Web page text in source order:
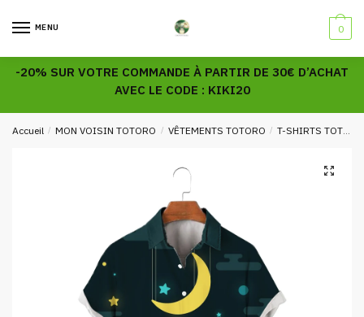
MENU 0
-20% SUR VOTRE COMMANDE À PARTIR DE 30€ D’ACHAT
AVEC LE CODE : KIKI20
Accueil / MON VOISIN TOTORO / VÊTEMENTS TOTORO / T-SHIRTS TOTORO
🔍